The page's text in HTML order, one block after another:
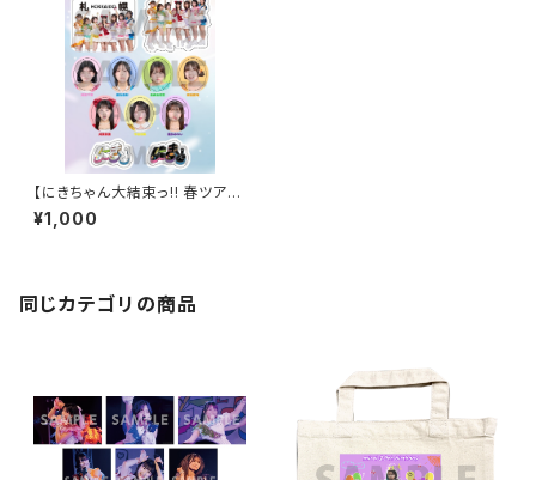
【にきちゃん大結束っ!! 春ツアー
2026】ご当地B6シールシート
（6/13北海道）
¥1,000
同じカテゴリの商品